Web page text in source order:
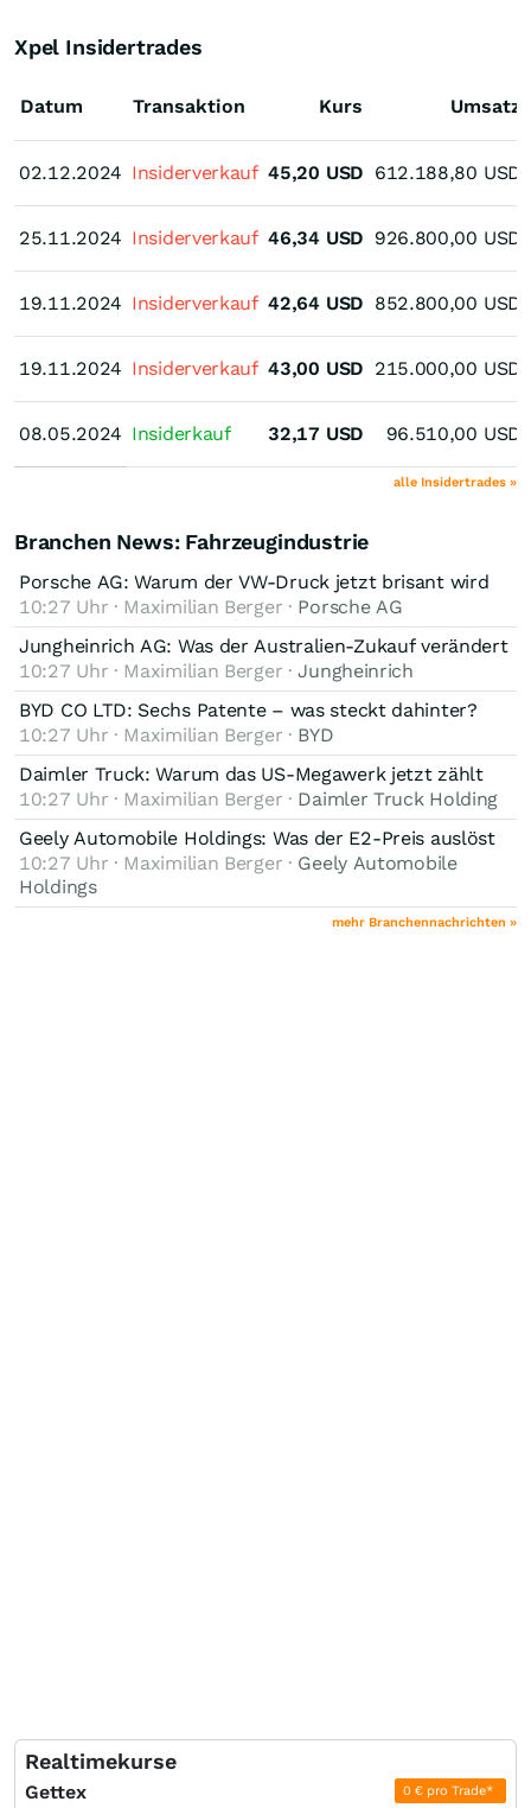
Xpel Insidertrades
Datum
02.12.2024
25.11.2024
19.11.2024
19.11.2024
08.05.2024
Transaktion Kurs Umsatz
02.12.2024 Insiderverkauf 45,20 USD 612.188,80 USD
25.11.2024 Insiderverkauf 46,34 USD 926.800,00 USD
19.11.2024 Insiderverkauf 42,64 USD 852.800,00 USD
19.11.2024 Insiderverkauf 43,00 USD 215.000,00 USD
08.05.2024 Insiderkauf 32,17 USD 96.510,00 USD
alle Insidertrades »
Branchen News: Fahrzeugindustrie
Porsche AG: Warum der VW-Druck jetzt brisant wird
10:27 Uhr · Maximilian Berger · Porsche AG
Jungheinrich AG: Was der Australien-Zukauf verändert
10:27 Uhr · Maximilian Berger ·Jungheinrich
BYD CO LTD: Sechs Patente – was steckt dahinter?
10:27 Uhr · Maximilian Berger · BYD
Daimler Truck: Warum das US-Megawerk jetzt zählt
10:27 Uhr · Maximilian Berger · Daimler Truck Holding
Geely Automobile Holdings: Was der E2-Preis auslöst
10:27 Uhr · Maximilian Berger · Geely Automobile
Holdings
mehr Branchennachrichten »
Realtimekurse
Gettex 0 € pro Trade*